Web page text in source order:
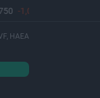
-1,06%
HAEA